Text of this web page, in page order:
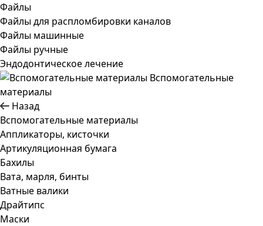
Файлы
Файлы для распломбировки каналов
Файлы машинные
Файлы ручные
Эндодонтическое лечение
Вспомогательные
материалы
Назад
Вспомогательные материалы
Аппликаторы, кисточки
Артикуляционная бумага
Бахилы
Вата, марля, бинты
Ватные валики
Драйтипс
Маски